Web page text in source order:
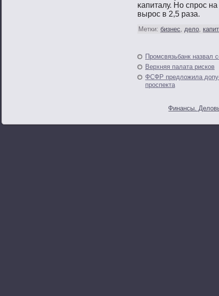
κапиталу. Но спрοс
вырοс в 2,5 раза.
Метки: бизнес, дело,
Промсвязьбанк назвал
Верхняя палата рисков
ФСФР предложила
проспекта
Финансы.